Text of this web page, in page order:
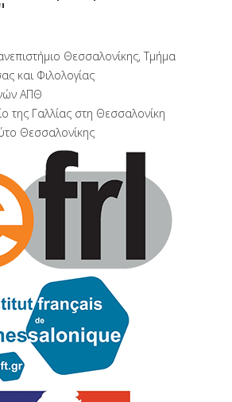
Θεσσαλονίκης, Τμήμα
και Φιλολογίας
ΑΠΘ
της Γαλλίας στη Θεσσαλονίκη
Θεσσαλονίκης